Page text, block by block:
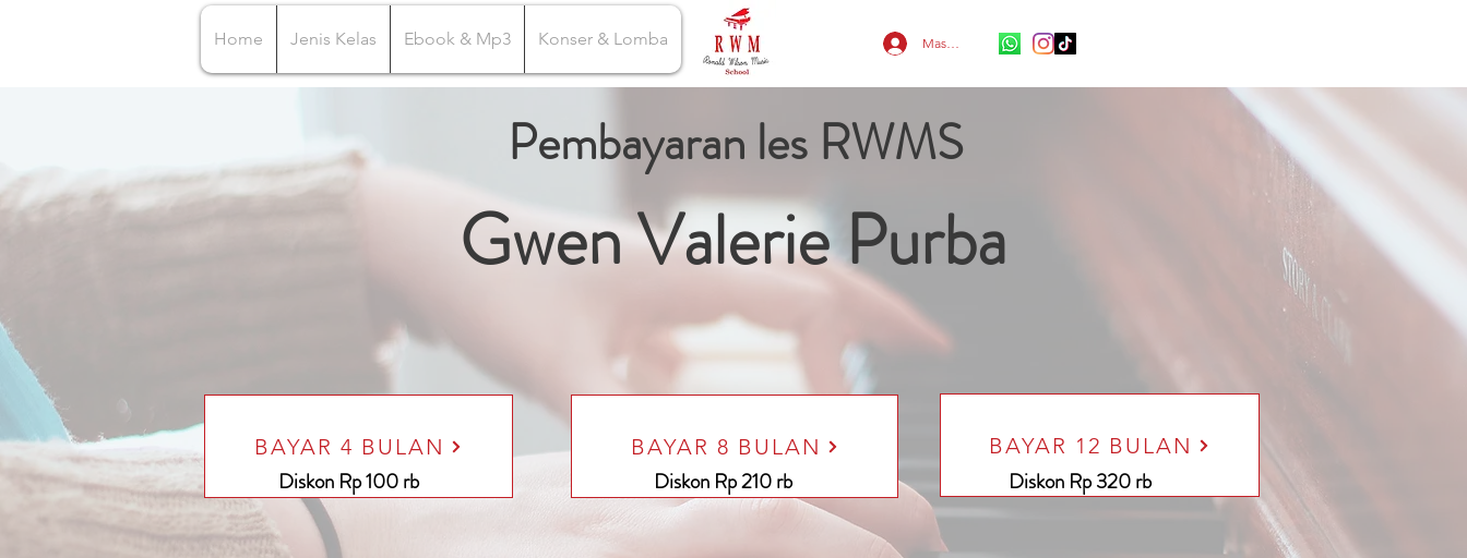
Home Jenis Kelas Ebook & Mp3 Konser & Lomba Masuk
Pembayaran les RWMS
Gwen Valerie Purba
BAYAR 4 BULAN
Diskon Rp 100 rb
BAYAR 8 BULAN
Diskon Rp 210 rb
BAYAR 12 BULAN
Diskon Rp 320 rb